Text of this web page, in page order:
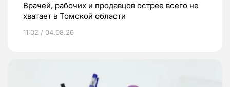
Врачей, рабочих и продавцов острее всего не
хватает в Томской области
11:02 / 04.08.26